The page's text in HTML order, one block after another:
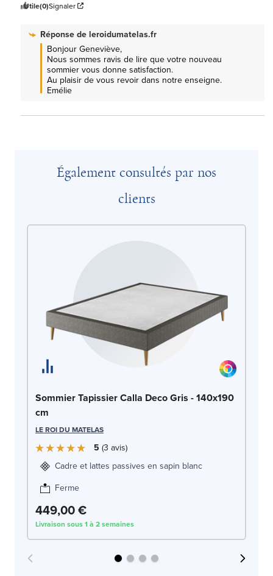
Utile(0)Signaler
Réponse deleroidumatelas.fr
Bonjour Geneviève,
Nous sommes ravis de lire que votre nouveau
sommier vous donne satisfaction.
Au plaisir de vous revoir dans notre enseigne.
Emélie
Également consultés par nos
clients
Sommier Tapissier Calla Deco Gris - 140x190
cm
LE ROI DU MATELAS
5 3 avis
Cadre et lattes passives en sapin blanc
Ferme
449,00 €
Livraison sous 1 à 2 semaines